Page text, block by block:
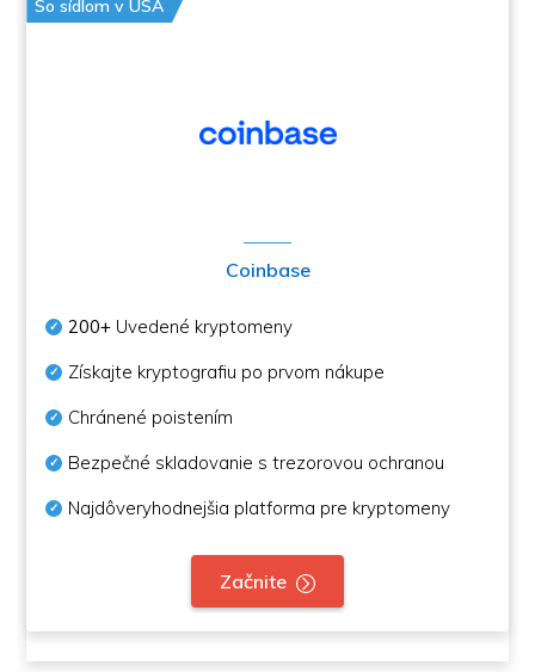
So sídlom v USA
Coinbase
200+ Uvedené kryptomeny
Získajte kryptografiu po prvom nákupe
Chránené poistením
Bezpečné skladovanie s trezorovou ochranou
Najdôveryhodnejšia platforma pre kryptomeny
Začnite